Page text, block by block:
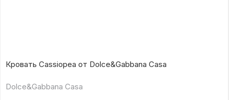
Кровать Cassiopea от Dolce&Gabbana Casa
Dolce&Gabbana Casa